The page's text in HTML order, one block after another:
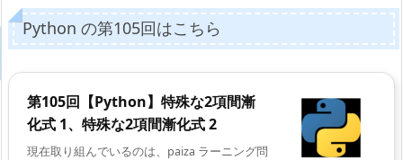
Python の第105回はこちら
第105回【Python】特殊な2項間漸
化式 1、特殊な2項間漸化式 2
現在取り組んでいるのは、paiza ラーニング問